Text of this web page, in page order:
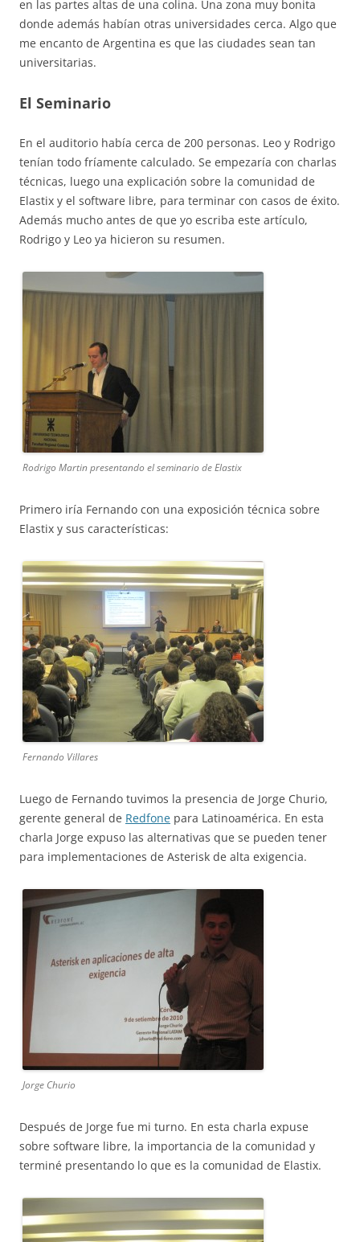
en las partes altas de una colina. Una zona muy bonita
donde además habían otras universidades cerca. Algo que
me encanto de Argentina es que las ciudades sean tan
universitarias.
El Seminario
En el auditorio había cerca de 200 personas. Leo y Rodrigo
tenían todo fríamente calculado. Se empezaría con charlas
técnicas, luego una explicación sobre la comunidad de
Elastix y el software libre, para terminar con casos de éxito.
Además mucho antes de que yo escriba este artículo,
Rodrigo y Leo ya hicieron su resumen.
Rodrigo Martin presentando el seminario de Elastix
Primero iría Fernando con una exposición técnica sobre
Elastix y sus características:
Fernando Villares
Luego de Fernando tuvimos la presencia de Jorge Churio,
gerente general de Redfone para Latinoamérica. En esta
charla Jorge expuso las alternativas que se pueden tener
para implementaciones de Asterisk de alta exigencia.
Jorge Churio
Después de Jorge fue mi turno. En esta charla expuse
sobre software libre, la importancia de la comunidad y
terminé presentando lo que es la comunidad de Elastix.